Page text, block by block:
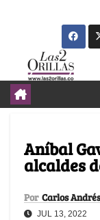
Aníbal
alcaldes
Por Carlos
JUL 13, 2022